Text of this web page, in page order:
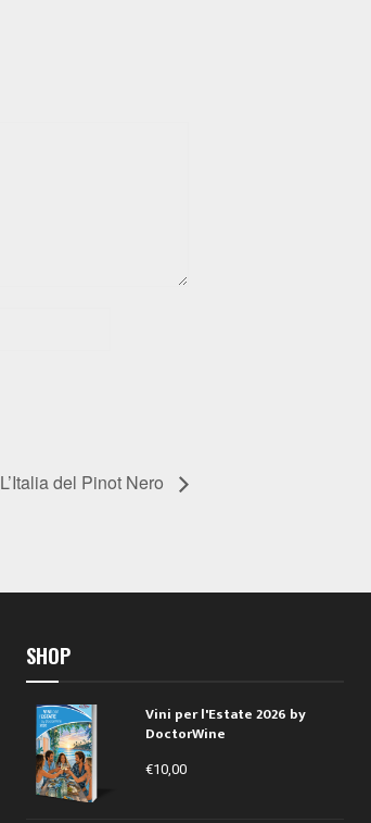
L’Italia del Pinot Nero
SHOP
Vini per l'Estate 2026 by
DoctorWine
€10,00